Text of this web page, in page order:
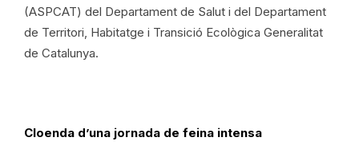
(ASPCAT) del Departament de Salut i del Departament
de Territori, Habitatge i Transició Ecològica Generalitat
de Catalunya.
Cloenda d’una jornada de feina intensa